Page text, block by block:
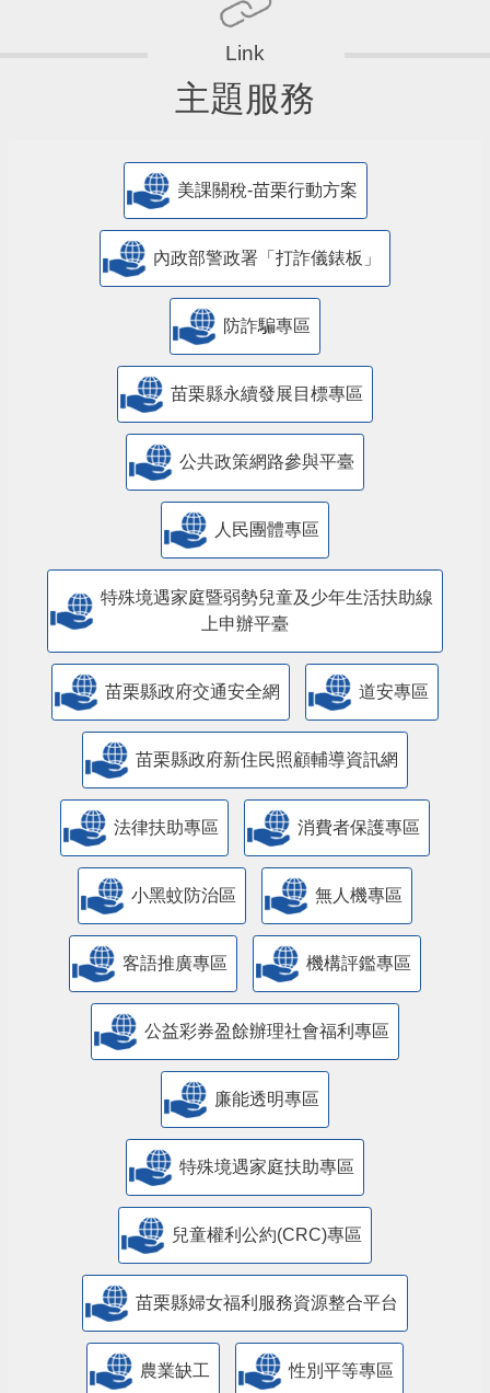
主題服務
美課關稅-苗栗行動方案
內政部警政署「打詐儀錶板」
防詐騙專區
苗栗縣永續發展目標專區
公共政策網路參與平臺
人民團體專區
特殊境遇家庭暨弱勢兒童及少年生活扶助線
上申辦平臺
苗栗縣政府交通安全網 道安專區
苗栗縣政府新住民照顧輔導資訊網
法律扶助專區 消費者保護專區
小黑蚊防治區 無人機專區
客語推廣專區 機構評鑑專區
公益彩券盈餘辦理社會福利專區
廉能透明專區
特殊境遇家庭扶助專區
兒童權利公約(CRC)專區
苗栗縣婦女福利服務資源整合平台
農業缺工 性別平等專區